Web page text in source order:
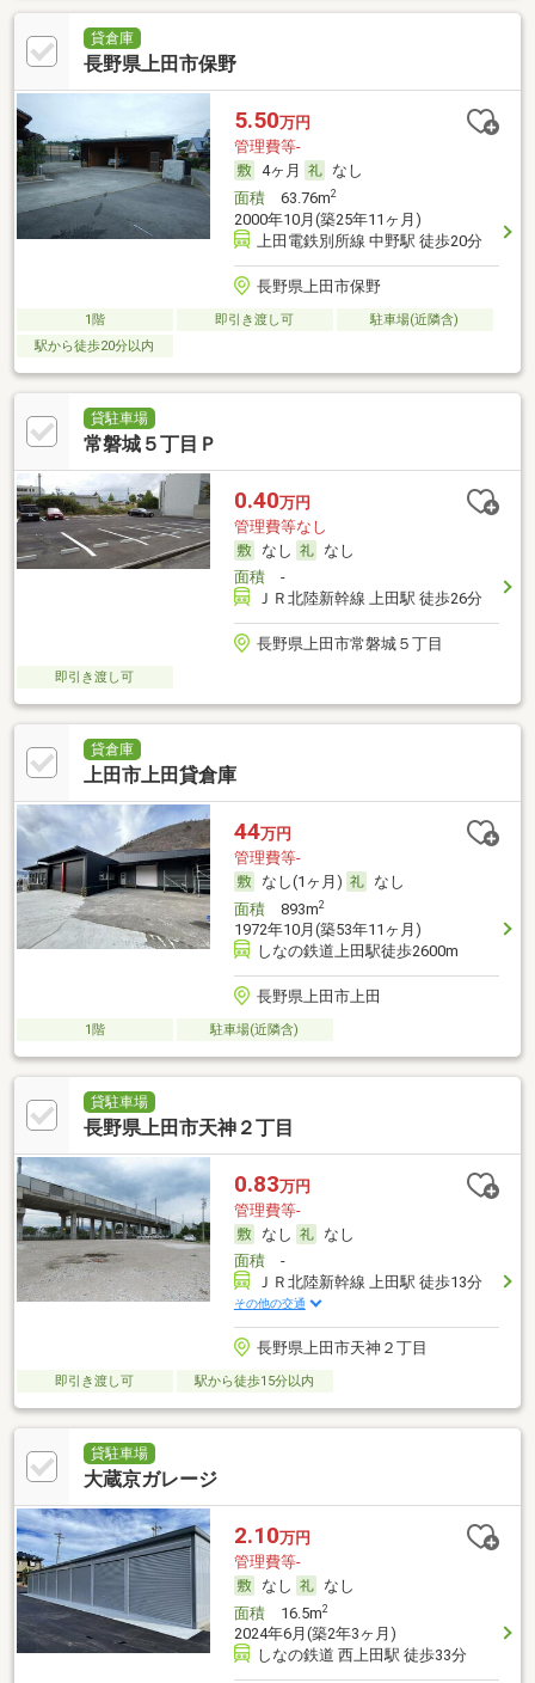
貸倉庫
長野県上田市保野
5.50万円
管理費等-
4ヶ月
なし
面積63.76m2
2000年10月(築25年11ヶ月)
上田電鉄別所線 中野駅 徒歩20分
長野県上田市保野
1階 即引き渡し可
駐車場(近隣含)
駅から徒歩20分以内
貸駐車場
常磐城５丁目Ｐ
0.40万円
管理費等なし
なし
なし
面積-
ＪＲ北陸新幹線 上田駅 徒歩26分
長野県上田市常磐城５丁目
即引き渡し可
貸倉庫
上田市上田貸倉庫
44万円
管理費等-
なし(1ヶ月)
なし
面積893m2
1972年10月(築53年11ヶ月)
しなの鉄道上田駅徒歩2600m
長野県上田市上田
1階 駐車場(近隣含)
貸駐車場
長野県上田市天神２丁目
0.83万円
管理費等-
なし
なし
面積-
ＪＲ北陸新幹線 上田駅 徒歩13分
その他の交通
長野県上田市天神２丁目
即引き渡し可 駅から徒歩15分以内
貸駐車場
大蔵京ガレージ
2.10万円
管理費等-
なし
なし
面積16.5m2
2024年6月(築2年3ヶ月)
しなの鉄道 西上田駅 徒歩33分